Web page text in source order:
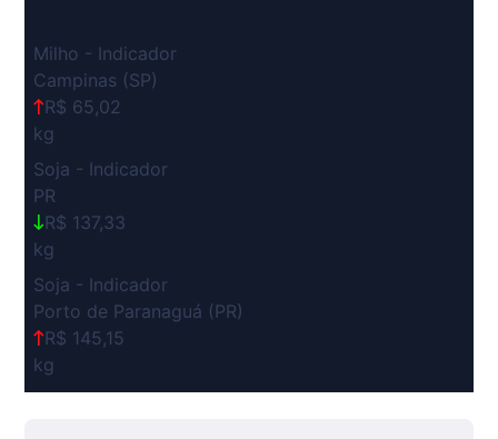
Milho - Indicador
Campinas (SP)
R$ 65,02
kg
Soja - Indicador
PR
R$ 137,33
kg
Soja - Indicador
Porto de Paranaguá (PR)
R$ 145,15
kg
Suíno Carcaça - Regional